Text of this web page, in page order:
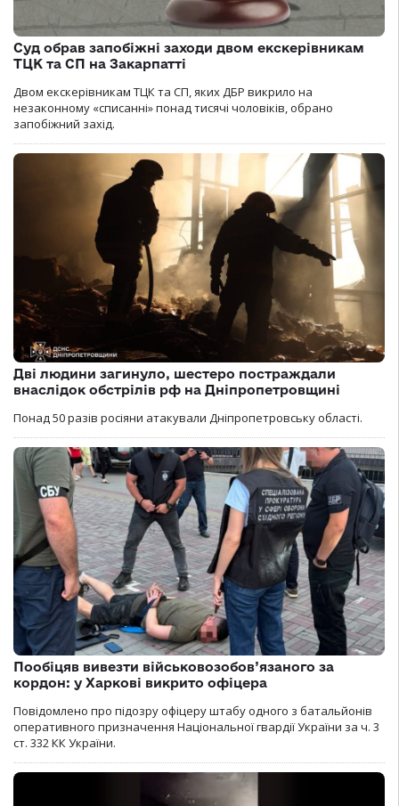
Суд обрав запобіжні заходи двом екскерівникам
ТЦК та СП на Закарпатті
Двом екскерівникам ТЦК та СП, яких ДБР викрило на
незаконному «списанні» понад тисячі чоловіків, обрано
запобіжний захід.
Дві людини загинуло, шестеро постраждали
внаслідок обстрілів рф на Дніпропетровщині
Понад 50 разів росіяни атакували Дніпропетровську області.
Пообіцяв вивезти військовозобов’язаного за
кордон: у Харкові викрито офіцера
Повідомлено про підозру офіцеру штабу одного з батальйонів
оперативного призначення Національної гвардії України за ч. 3
ст. 332 КК України.